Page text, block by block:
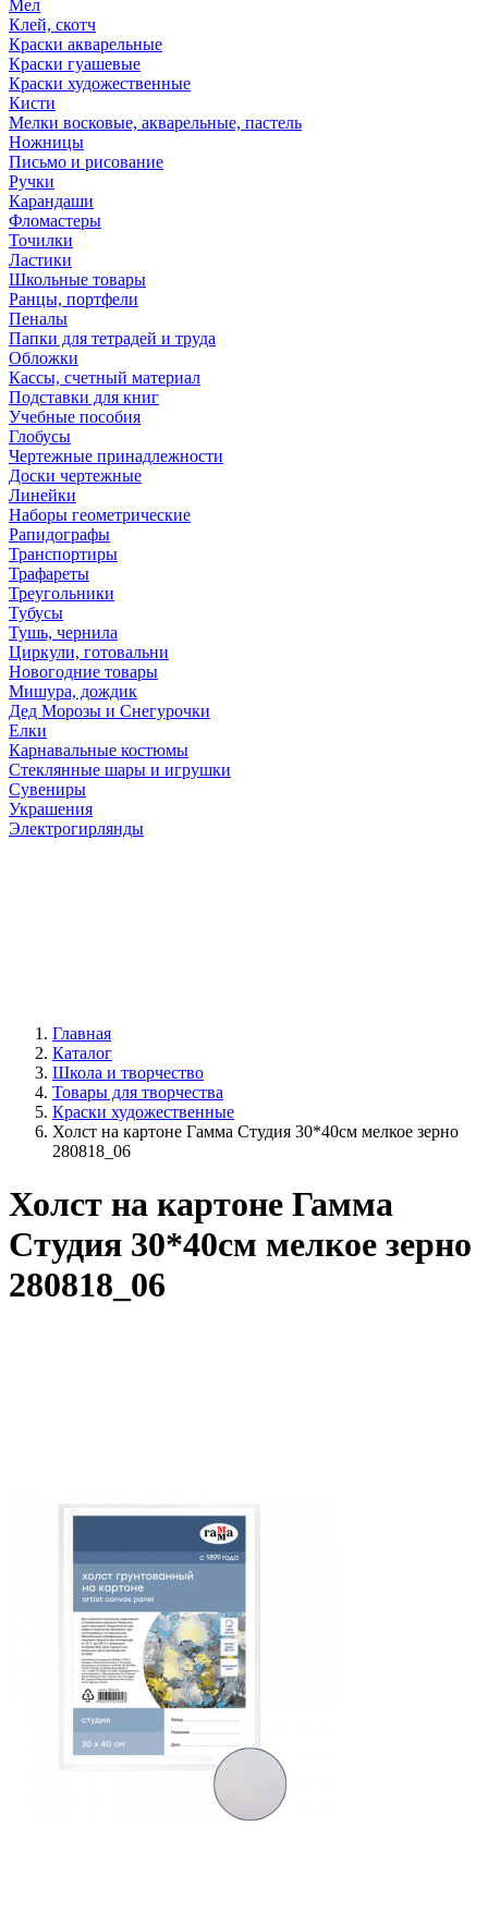
Мел
Клей, скотч
Краски акварельные
Краски гуашевые
Краски художественные
Кисти
Мелки восковые, акварельные, пастель
Ножницы
Письмо и рисование
Ручки
Карандаши
Фломастеры
Точилки
Ластики
Школьные товары
Ранцы, портфели
Пеналы
Папки для тетрадей и труда
Обложки
Кассы, счетный материал
Подставки для книг
Учебные пособия
Глобусы
Чертежные принадлежности
Доски чертежные
Линейки
Наборы геометрические
Рапидографы
Транспортиры
Трафареты
Треугольники
Тубусы
Тушь, чернила
Циркули, готовальни
Новогодние товары
Мишура, дождик
Дед Морозы и Снегурочки
Елки
Карнавальные костюмы
Стеклянные шары и игрушки
Сувениры
Украшения
Электрогирлянды
Главная
Каталог
Школа и творчество
Товары для творчества
Краски художественные
Холст на картоне Гамма Студия 30*40см мелкое зерно
280818_06
Холст на картоне Гамма
Студия 30*40см мелкое зерно
280818_06